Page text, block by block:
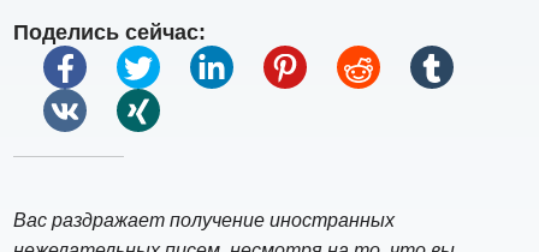
Поделись сейчас:
Вас раздражает получение иностранных